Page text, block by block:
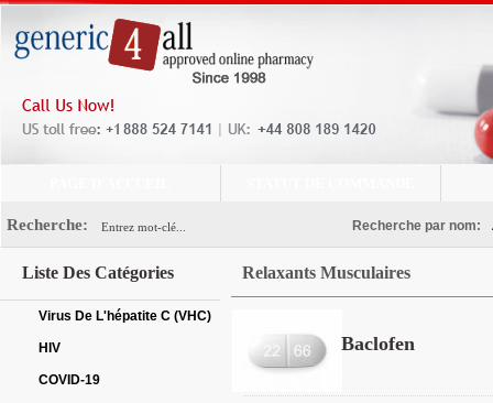
Recherche: Recherche par nom:
Liste Des Catégories
Virus De L'hépatite C (VHC)
HIV
COVID-19
Relaxants Musculaires
Baclofen